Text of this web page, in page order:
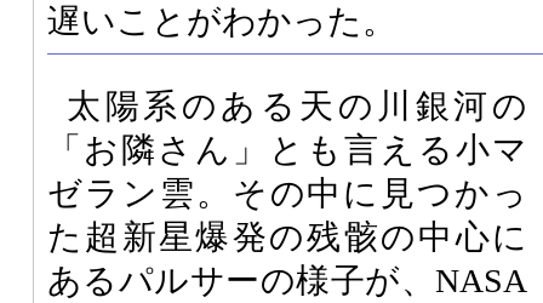
遅いことがわかった。
太陽系のある天の川銀河の
「お隣さん」とも言える小マ
ゼラン雲。その中に見つかっ
た超新星爆発の残骸の中心に
あるパルサーの様子が、NASA